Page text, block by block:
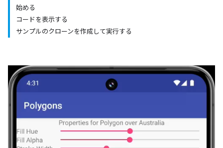
始める
コードを表示する
サンプルのクローンを作成して実行する